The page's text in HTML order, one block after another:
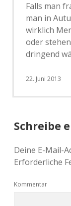
Falls man
man in
wirklich
oder
dringend
22. Juni 2013
Schreibe
Deine E-Mail-
Erforderliche
Kommentar